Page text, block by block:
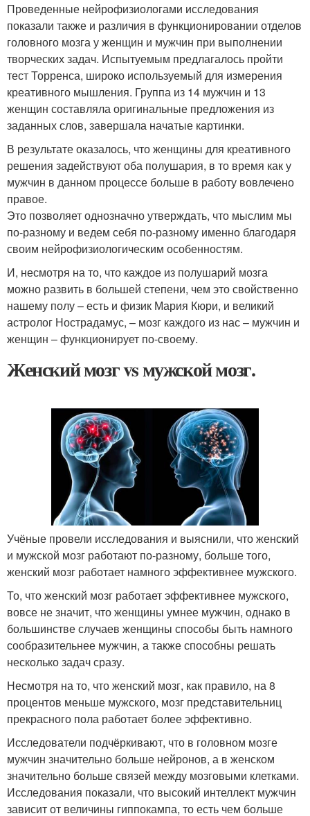
Проведенные нейрофизиологами исследования
показали также и различия в функционировании отделов
головного мозга у женщин и мужчин при выполнении
творческих задач. Испытуемым предлагалось пройти
тест Торренса, широко используемый для измерения
креативного мышления. Группа из 14 мужчин и 13
женщин составляла оригинальные предложения из
заданных слов, завершала начатые картинки.
В результате оказалось, что женщины для креативного
решения задействуют оба полушария, в то время как у
мужчин в данном процессе больше в работу вовлечено
правое.
Это позволяет однозначно утверждать, что мыслим мы
по-разному и ведем себя по-разному именно благодаря
своим нейрофизиологическим особенностям.
И, несмотря на то, что каждое из полушарий мозга
можно развить в большей степени, чем это свойственно
нашему полу – есть и физик Мария Кюри, и великий
астролог Нострадамус, – мозг каждого из нас – мужчин и
женщин – функционирует по-своему.
Женский мозг vs мужской мозг.
Учёные провели исследования и выяснили, что женский
и мужской мозг работают по-разному, больше того,
женский мозг работает намного эффективнее мужского.
То, что женский мозг работает эффективнее мужского,
вовсе не значит, что женщины умнее мужчин, однако в
большинстве случаев женщины способы быть намного
сообразительнее мужчин, а также способны решать
несколько задач сразу.
Несмотря на то, что женский мозг, как правило, на 8
процентов меньше мужского, мозг представительниц
прекрасного пола работает более эффективно.
Исследователи подчёркивают, что в головном мозге
мужчин значительно больше нейронов, а в женском
значительно больше связей между мозговыми клетками.
Исследования показали, что высокий интеллект мужчин
зависит от величины гиппокампа, то есть чем больше